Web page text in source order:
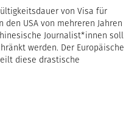
von Visa für
USA von mehreren Jahren
Journalist*innen soll
werden. Der Europäische
diese drastische